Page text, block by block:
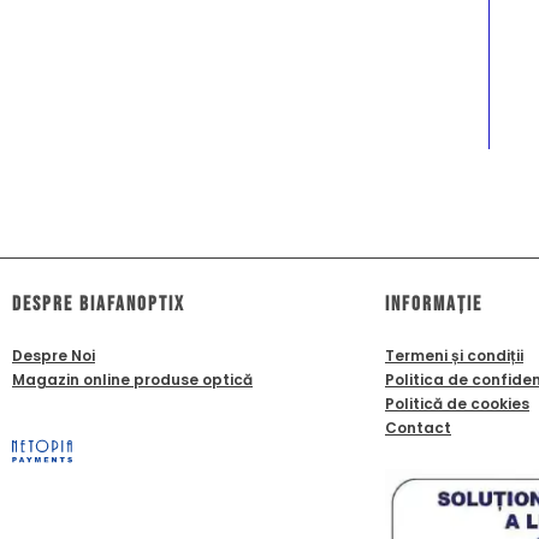
dESPRE biafanoptix
Despre Noi
Magazin online produse optică
Informație
Termeni și condiții
Politica de
Politică de cookies
Contact